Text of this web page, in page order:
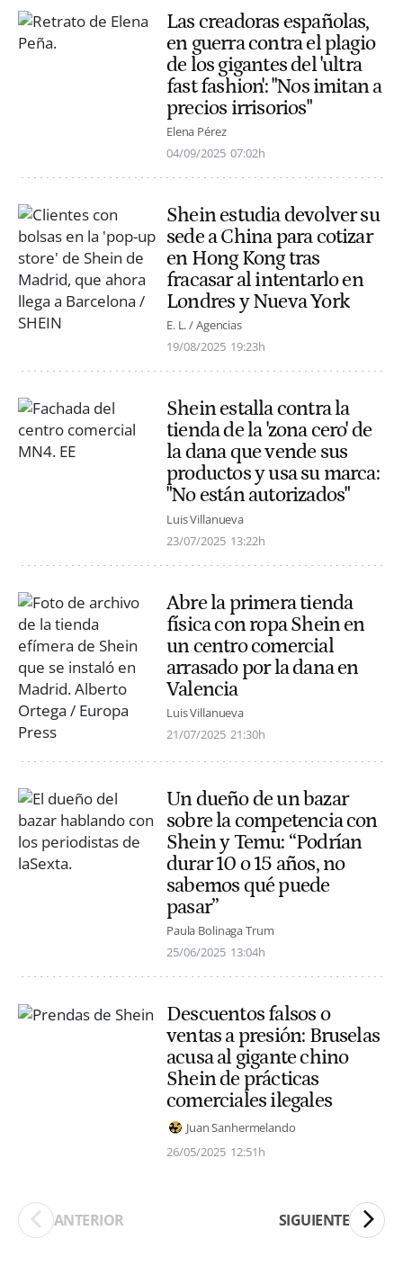
Las creadoras españolas,
en guerra contra el plagio
de los gigantes del 'ultra
fast fashion': "Nos imitan a
precios irrisorios"
Elena Pérez
04/09/2025 07:02h
Shein estudia devolver su
sede a China para cotizar
en Hong Kong tras
fracasar al intentarlo en
Londres y Nueva York
E. L. / Agencias
19/08/2025 19:23h
Shein estalla contra la
tienda de la 'zona cero' de
la dana que vende sus
productos y usa su marca:
"No están autorizados"
Luis Villanueva
23/07/2025 13:22h
Abre la primera tienda
física con ropa Shein en
un centro comercial
arrasado por la dana en
Valencia
Luis Villanueva
21/07/2025 21:30h
Un dueño de un bazar
sobre la competencia con
Shein y Temu: “Podrían
durar 10 o 15 años, no
sabemos qué puede
pasar”
Paula Bolinaga Trum
25/06/2025 13:04h
Descuentos falsos o
ventas a presión: Bruselas
acusa al gigante chino
Shein de prácticas
comerciales ilegales
Juan Sanhermelando
26/05/2025 12:51h
ANTERIOR SIGUIENTE